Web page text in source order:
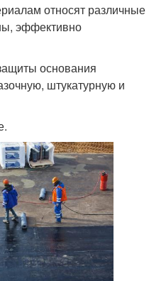
относят различные
эффективно
основания
штукатурную и